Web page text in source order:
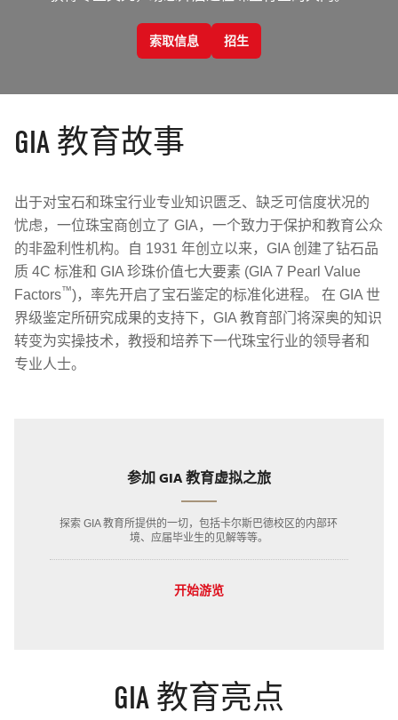
索取信息 招生
GIA 教育故事
出于对宝石和珠宝行业专业知识匮乏、缺乏可信度状况的
忧虑，一位珠宝商创立了 GIA，一个致力于保护和教育公众
的非盈利性机构。自 1931 年创立以来，GIA 创建了钻石品
质 4C 标准和 GIA 珍珠价值七大要素 (GIA 7 Pearl Value
Factors™)，率先开启了宝石鉴定的标准化进程。 在 GIA 世
界级鉴定所研究成果的支持下，GIA 教育部门将深奥的知识
转变为实操技术，教授和培养下一代珠宝行业的领导者和
专业人士。
参加 GIA 教育虚拟之旅
探索 GIA 教育所提供的一切，包括卡尔斯巴德校区的内部环
境、应届毕业生的见解等等。
开始游览
GIA 教育亮点